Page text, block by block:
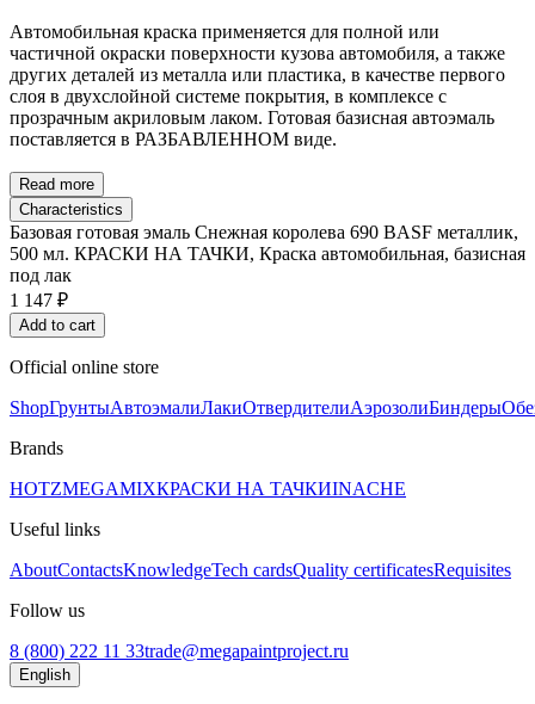
Автомобильная краска применяется для полной или
частичной окраски поверхности кузова автомобиля, а также
других деталей из металла или пластика, в качестве первого
слоя в двухслойной системе покрытия, в комплексе с
прозрачным акриловым лаком. Готовая базисная автоэмаль
поставляется в РАЗБАВЛЕННОМ виде.
Read more
Characteristics
Базовая готовая эмаль Снежная королева 690 BASF металлик,
500 мл. КРАСКИ НА ТАЧКИ, Краска автомобильная, базисная
под лак
1 147 ₽
Add to cart
Official online store
ShopГрунтыАвтоэмалиЛакиОтвердителиАэрозолиБиндеры
Brands
HOTZMEGAMIXКРАСКИ НА ТАЧКИINACHE
Useful links
AboutContactsKnowledgeTech cardsQuality certificatesRequisites
Follow us
8 (800) 222 11 33trade@megapaintproject.ru
English